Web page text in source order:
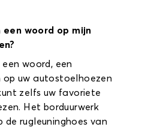
een woord op mijn
woord, een
uw autostoelhoezen
zelfs uw favoriete
Het borduurwerk
rugleuninghoes van